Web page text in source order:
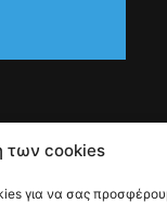
των cookies
για να σας